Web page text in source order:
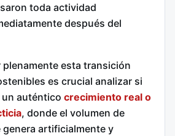
toda actividad
después del
plenamente esta transición
es crucial analizar si
auténtico crecimiento real o
, donde el volumen de
artificialmente y